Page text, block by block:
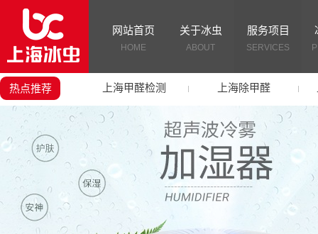
网站首页
HOME
关于冰虫
ABOUT
服务项目
SERVICES
热点推荐 上海甲醛检测 上海除甲醛